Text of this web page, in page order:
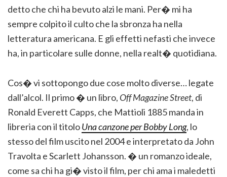
detto che chi ha bevuto alzi le mani. Per� mi ha
sempre colpito il culto che la sbronza ha nella
letteratura americana. E gli effetti nefasti che invece
ha, in particolare sulle donne, nella realt� quotidiana.
Cos� vi sottopongo due cose molto diverse… legate
dall’alcol. Il primo � un libro, Off Magazine Street, di
Ronald Everett Capps, che Mattioli 1885 manda in
libreria con il titoloUna canzone per Bobby Long, lo
stesso del film uscito nel 2004 e interpretato da John
Travolta e Scarlett Johansson. � un romanzo ideale,
come sa chi ha gi� visto il film, per chi ama i maledetti